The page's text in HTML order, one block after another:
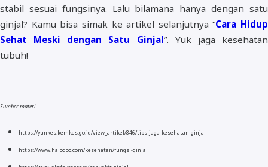
stabil sesuai fungsinya. Lalu bilamana hanya dengan satu
ginjal? Kamu bisa simak ke artikel selanjutnya “Cara Hidup
Sehat Meski dengan Satu Ginjal”. Yuk jaga kesehatan
tubuh!
Sumber materi:
https://yankes.kemkes.go.id/view_artikel/846/tips-jaga-kesehatan-ginjal
https://www.halodoc.com/kesehatan/fungsi-ginjal